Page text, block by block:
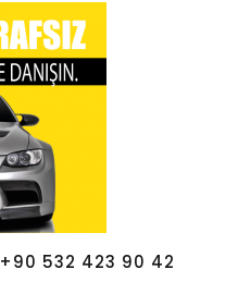
+90 532 423 90 42